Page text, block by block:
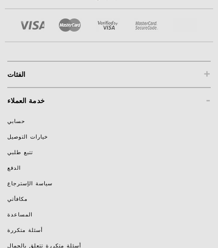
+ الفئات
- خدمة العملاء
حسابي
خيارات التوصيل
تتبع طلبي
الدفع
سياسة الإسترجاع
مكافأتي
المساعدة
أسئلة متكررة
أسئلة متكررة تتعلق بالجمال